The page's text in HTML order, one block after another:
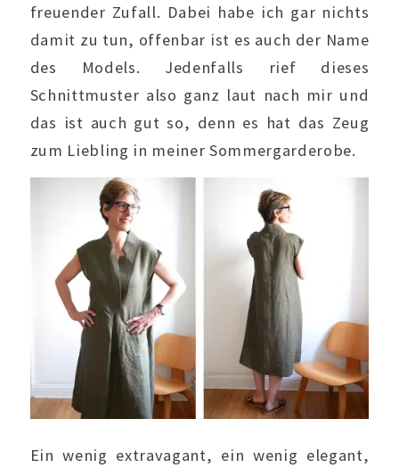
freuender Zufall. Dabei habe ich gar nichts
damit zu tun, offenbar ist es auch der Name
des Models. Jedenfalls rief dieses
Schnittmuster also ganz laut nach mir und
das ist auch gut so, denn es hat das Zeug
zum Liebling in meiner Sommergarderobe.
Ein wenig extravagant, ein wenig elegant,